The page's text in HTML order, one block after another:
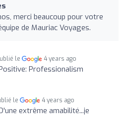
merci beaucoup pour votre
de Mauriac Voyages.
le 4 years ago
Professionalism
le 4 years ago
extrême amabilité...je